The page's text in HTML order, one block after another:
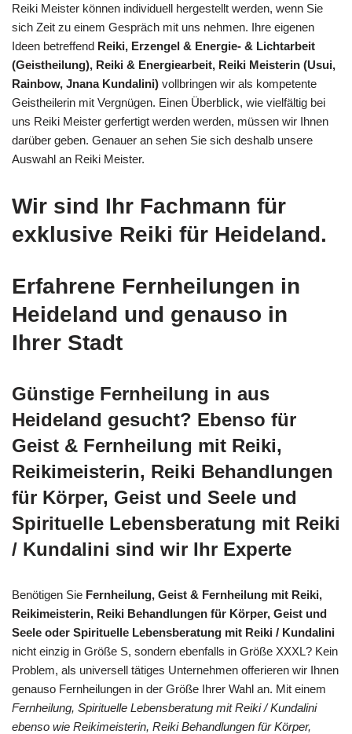
Reiki Meister können individuell hergestellt werden, wenn Sie
sich Zeit zu einem Gespräch mit uns nehmen. Ihre eigenen
Ideen betreffend Reiki, Erzengel & Energie- & Lichtarbeit
(Geistheilung), Reiki & Energiearbeit, Reiki Meisterin (Usui,
Rainbow, Jnana Kundalini) vollbringen wir als kompetente
Geistheilerin mit Vergnügen. Einen Überblick, wie vielfältig bei
uns Reiki Meister gerfertigt werden werden, müssen wir Ihnen
darüber geben. Genauer an sehen Sie sich deshalb unsere
Auswahl an Reiki Meister.
Wir sind Ihr Fachmann für
exklusive Reiki für Heideland.
Erfahrene Fernheilungen in
Heideland und genauso in
Ihrer Stadt
Günstige Fernheilung in aus
Heideland gesucht? Ebenso für
Geist & Fernheilung mit Reiki,
Reikimeisterin, Reiki Behandlungen
für Körper, Geist und Seele und
Spirituelle Lebensberatung mit Reiki
/ Kundalini sind wir Ihr Experte
Benötigen Sie Fernheilung, Geist & Fernheilung mit Reiki,
Reikimeisterin, Reiki Behandlungen für Körper, Geist und
Seele oder Spirituelle Lebensberatung mit Reiki / Kundalini
nicht einzig in Größe S, sondern ebenfalls in Größe XXXL? Kein
Problem, als universell tätiges Unternehmen offerieren wir Ihnen
genauso Fernheilungen in der Größe Ihrer Wahl an. Mit einem
Fernheilung, Spirituelle Lebensberatung mit Reiki / Kundalini
ebenso wie Reikimeisterin, Reiki Behandlungen für Körper,